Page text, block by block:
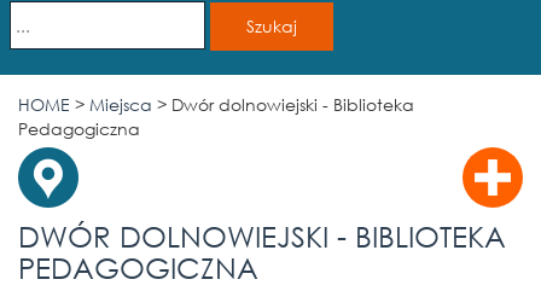
HOME > Miejsca > Dwór dolnowiejski - Biblioteka
Pedagogiczna
DWÓR DOLNOWIEJSKI - BIBLIOTEKA
PEDAGOGICZNA